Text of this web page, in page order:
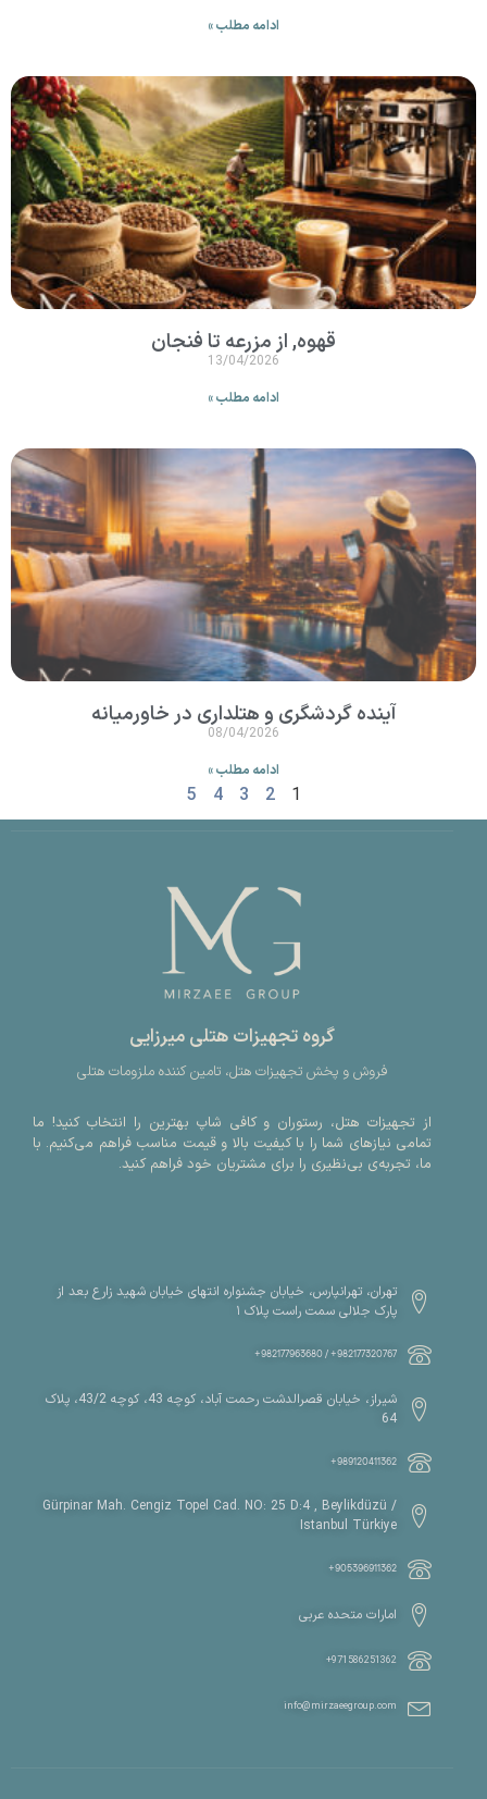
ادامه مطلب »
قهوه, از مزرعه تا فنجان
13/04/2026
ادامه مطلب »
آینده گردشگری و هتلداری در خاورمیانه
08/04/2026
ادامه مطلب »
1
2
3
4
5
گروه تجهیزات هتلی میرزایی
فروش و پخش تجهیزات هتل، تامین کننده ملزومات هتلی
از تجهیزات هتل، رستوران و کافی شاپ بهترین را انتخاب کنید! ما
تمامی نیازهای شما را با کیفیت بالا و قیمت مناسب فراهم می‌کنیم. با
ما، تجربه‌ی بی‌نظیری را برای مشتریان خود فراهم کنید.
تهران، تهرانپارس، خیابان جشنواره انتهای خیابان شهید زارع بعد از
پارک جلالی سمت راست پلاک ۱
982177320767+ / 982177963680+
شیراز، خیابان قصرالدشت رحمت آباد، کوچه 43، کوچه 43/2، پلاک
64
989120411362+
Gürpinar Mah. Cengiz Topel Cad. NO: 25 D:4 , Beylikdüzü /
Istanbul Türkiye
905396911362+
امارات متحده عربی
971586251362+
info@mirzaeegroup.com